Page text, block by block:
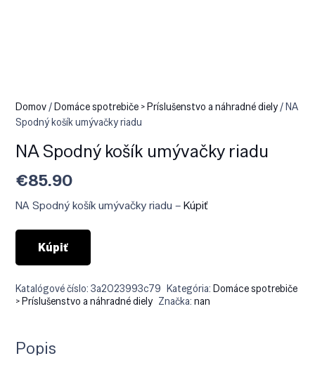
Domov/Domáce spotrebiče > Príslušenstvo a náhradné diely/ NA
Spodný košík umývačky riadu
NA Spodný košík umývačky riadu
€85.90
NA Spodný košík umývačky riadu –Kúpiť
Kúpiť
Katalógové číslo:3a2023993c79 Kategória:Domáce spotrebiče
> Príslušenstvo a náhradné diely Značka:nan
Popis